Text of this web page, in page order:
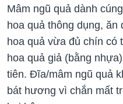
Mâm ngũ quả dành
hoa quả thông dụng,
hoa quả vừa đủ chín có
hoa quả giả (bằng
tiên. Đĩa/mâm ngũ quả
bát hương vì chắn mất